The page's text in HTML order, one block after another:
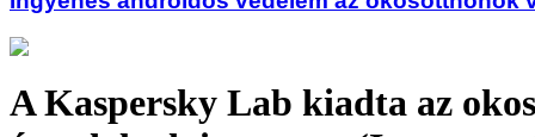
A Kaspersky Lab kiadta az